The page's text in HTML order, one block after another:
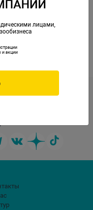
лицами,
и акции